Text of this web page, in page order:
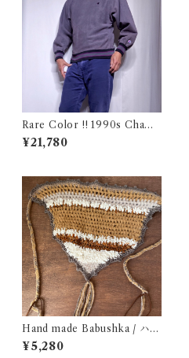
Rare Color !! 1990s Champ
ion Reverse Weave Charco
al Gray Size M / チャンピオ
¥21,780
Hand made Babushka / ハン
ドメイド バブーシュカ
¥5,280